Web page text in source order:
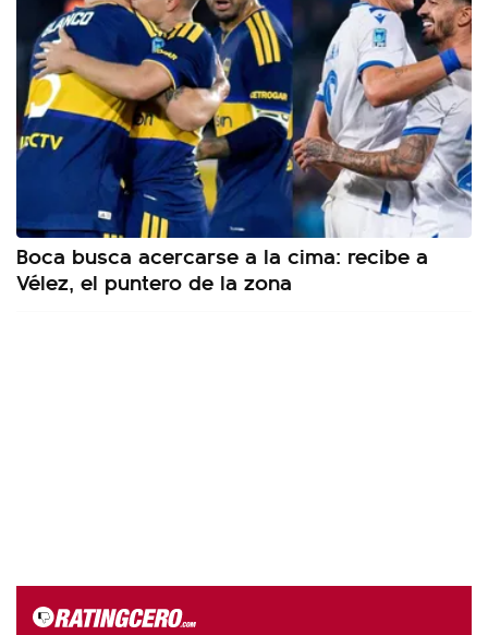
Boca busca acercarse a la cima: recibe a
Vélez, el puntero de la zona